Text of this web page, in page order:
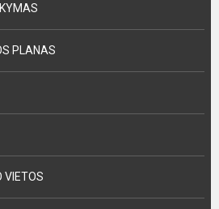
PLANAS
VIETOS